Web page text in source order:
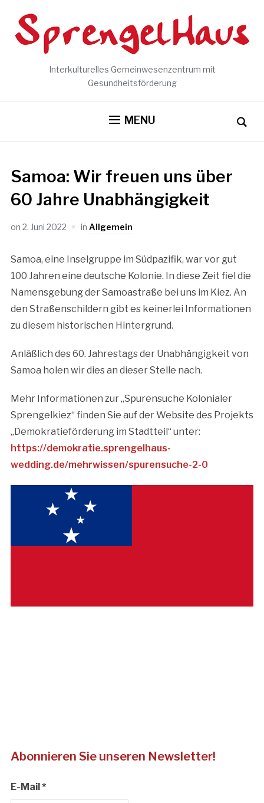
Interkulturelles Gemeinwesenzentrum mit
Gesundheitsförderung
MENU
Samoa: Wir freuen uns über
60 Jahre Unabhängigkeit
on 2. Juni 2022 in Allgemein
Samoa, eine Inselgruppe im Südpazifik, war vor gut
100 Jahren eine deutsche Kolonie. In diese Zeit fiel die
Namensgebung der Samoastraße bei uns im Kiez. An
den Straßenschildern gibt es keinerlei Informationen
zu diesem historischen Hintergrund.
Anläßlich des 60. Jahrestags der Unabhängigkeit von
Samoa holen wir dies an dieser Stelle nach.
Mehr Informationen zur „Spurensuche Kolonialer
Sprengelkiez“ finden Sie auf der Website des Projekts
„Demokratieförderung im Stadtteil“ unter:
https://demokratie.sprengelhaus-
wedding.de/mehrwissen/spurensuche-2-0
Abonnieren Sie unseren Newsletter!
E-Mail*